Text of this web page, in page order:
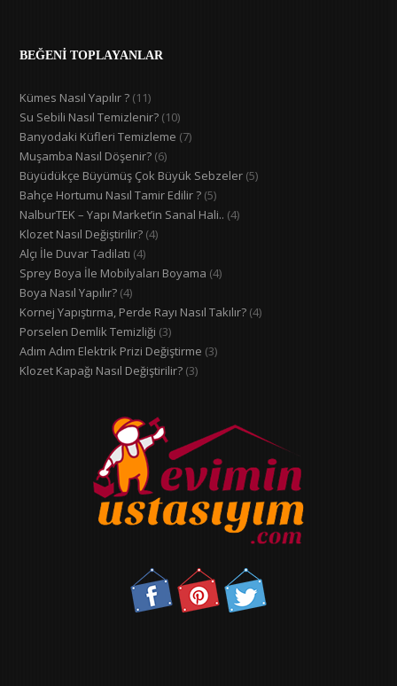
BEĞENİ TOPLAYANLAR
Kümes Nasıl Yapılır ? (11)
Su Sebili Nasıl Temizlenir? (10)
Banyodaki Küfleri Temizleme (7)
Muşamba Nasıl Döşenir? (6)
Büyüdükçe Büyümüş Çok Büyük Sebzeler (5)
Bahçe Hortumu Nasıl Tamir Edilir ? (5)
NalburTEK – Yapı Market’in Sanal Hali.. (4)
Klozet Nasıl Değiştirilir? (4)
Alçı İle Duvar Tadilatı (4)
Sprey Boya İle Mobilyaları Boyama (4)
Boya Nasıl Yapılır? (4)
Kornej Yapıştırma, Perde Rayı Nasıl Takılır? (4)
Porselen Demlik Temizliği (3)
Adım Adım Elektrik Prizi Değiştirme (3)
Klozet Kapağı Nasıl Değiştirilir? (3)